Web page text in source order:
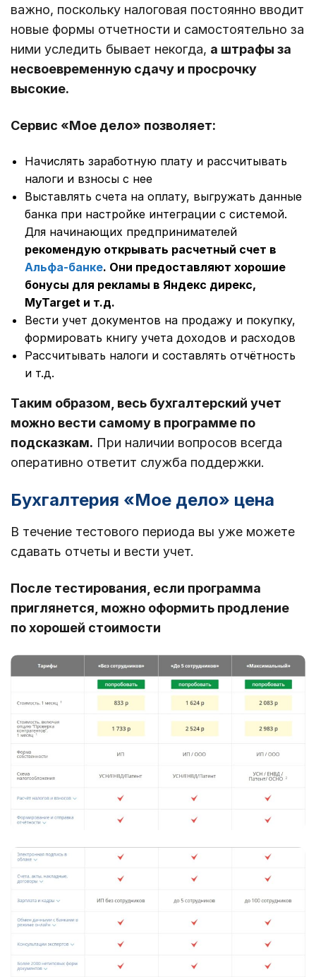
важно, поскольку налоговая постоянно вводит
новые формы отчетности и самостоятельно за
ними уследить бывает некогда, а штрафы за
несвоевременную сдачу и просрочку
высокие.
Сервис «Мое дело» позволяет:
Начислять заработную плату и рассчитывать
налоги и взносы с нее
Выставлять счета на оплату, выгружать данные
банка при настройке интеграции с системой.
Для начинающих предпринимателей
рекомендую открывать расчетный счет в
Альфа-банке. Они предоставляют хорошие
бонусы для рекламы в Яндекс дирекс,
MyTarget и т.д.
Вести учет документов на продажу и покупку,
формировать книгу учета доходов и расходов
Рассчитывать налоги и составлять отчётность
и т.д.
Таким образом, весь бухгалтерский учет
можно вести самому в программе по
подсказкам. При наличии вопросов всегда
оперативно ответит служба поддержки.
Бухгалтерия «Мое дело» цена
В течение тестового периода вы уже можете
сдавать отчеты и вести учет.
После тестирования, если программа
приглянется, можно оформить продление
по хорошей стоимости